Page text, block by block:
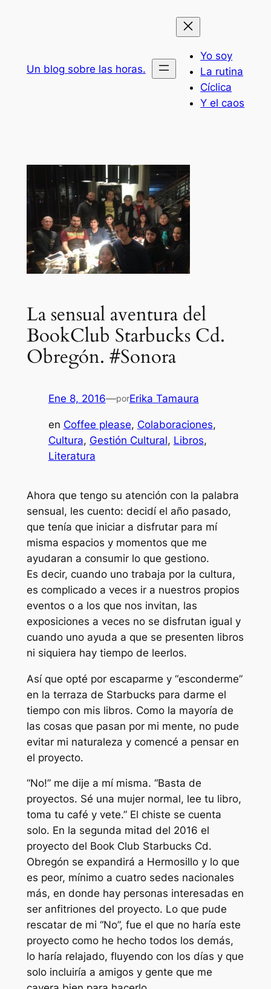
Un blog sobre las horas.
Yo soy
La rutina
Cíclica
Y el caos
La sensual aventura del
BookClub Starbucks Cd.
Obregón. #Sonora
Ene 8, 2016—porErika Tamaura
en Coffee please, Colaboraciones
Cultura, Gestión Cultural, Libros
Literatura
Ahora que tengo su atención con la palabra
sensual, les cuento: decidí el año pasado,
que tenía que iniciar a disfrutar para mí
misma espacios y momentos que me
ayudaran a consumir lo que gestiono.
Es decir, cuando uno trabaja por la cultura,
es complicado a veces ir a nuestros propios
eventos o a los que nos invitan, las
exposiciones a veces no se disfrutan igual y
cuando uno ayuda a que se presenten libros
ni siquiera hay tiempo de leerlos.
Así que opté por escaparme y “esconderme”
en la terraza de Starbucks para darme el
tiempo con mis libros. Como la mayoría de
las cosas que pasan por mi mente, no pude
evitar mi naturaleza y comencé a pensar en
el proyecto.
“No!” me dije a mí misma. “Basta de
proyectos. Sé una mujer normal, lee tu libro,
toma tu café y vete.” El chiste se cuenta
solo. En la segunda mitad del 2016 el
proyecto del Book Club Starbucks Cd.
Obregón se expandirá a Hermosillo y lo que
es peor, mínimo a cuatro sedes nacionales
más, en donde hay personas interesadas en
ser anfitriones del proyecto. Lo que pude
rescatar de mi “No”, fue el que no haría este
proyecto como he hecho todos los demás,
lo haría relajado, fluyendo con los días y que
solo incluiría a amigos y gente que me